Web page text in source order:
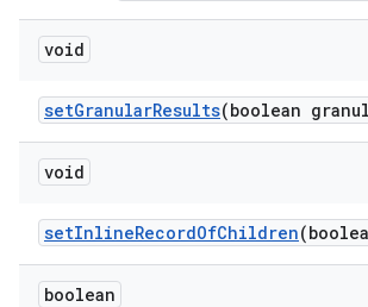
void
setGranularResults(boolean
void
setInlineRecordOfChildren
boolean